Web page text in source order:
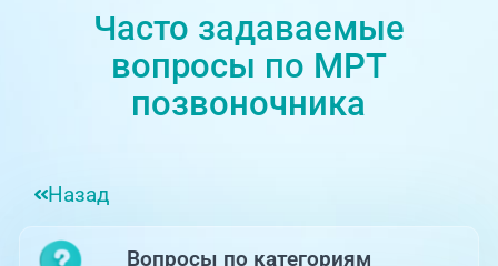
Специалисты
Адреса клиник
Медицина на дому
+7 (351) 220-00-03
Часто задаваемые
вопросы по МРТ
позвоночника
Назад
Вопросы по категориям